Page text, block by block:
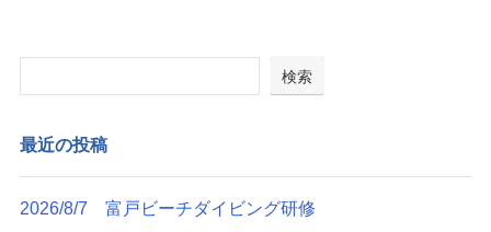
検索
最近の投稿
2026/8/7 富戸ビーチダイビング研修